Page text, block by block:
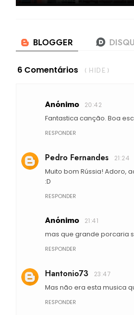
6 Comentários ( HIDE )
Anónimo 20:42
Fantastica canção. Boa
RESPONDER
Pedro Fernandes 21:24
Muito bom Rússia! Adoro,
:D
RESPONDER
Anónimo 21:41
mas que grande porcaria
RESPONDER
Hantonio73 23:47
Mas não era esta musica
RESPONDER